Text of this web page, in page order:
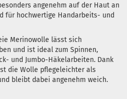
angenehm auf der Haut an
für hochwertige Handarbeits- und
Merinowolle lässt sich
und ist ideal zum Spinnen,
und Jumbo-Häkelarbeiten. Dank
die Wolle pflegeleichter als
bleibt dabei angenehm weich.